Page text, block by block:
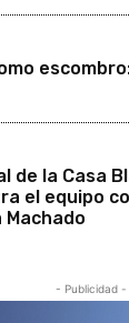
de la Casa
el equipo
Machado
- Publicidad -